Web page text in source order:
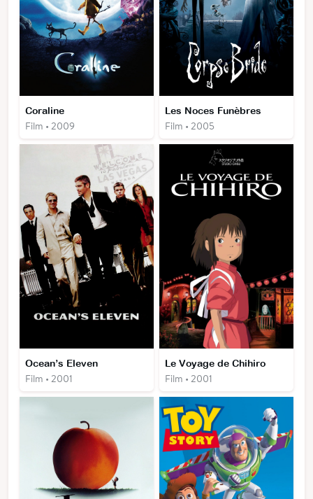
Coraline
Film • 2009
Les Noces Funèbres
Film • 2005
Ocean’s Eleven
Film • 2001
Le Voyage de Chihiro
Film • 2001